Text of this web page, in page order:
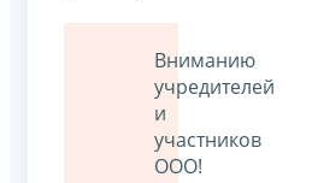
Вниманию
учредителей
и
участников
ООО!